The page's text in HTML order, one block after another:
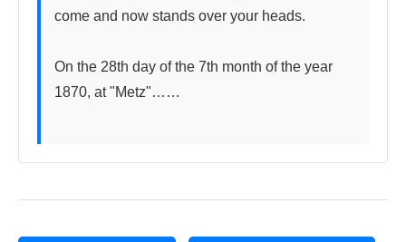
come and now stands over your heads.
On the 28th day of the 7th month of the year
1870, at "Metz"……